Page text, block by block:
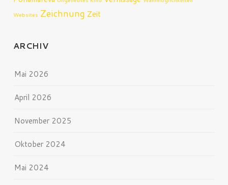
Websites Zeichnung Zeit
ARCHIV
Mai 2026
April 2026
November 2025
Oktober 2024
Mai 2024